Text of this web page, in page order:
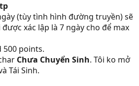
(tùy tình hình đường truyền) sẽ
xác lập là 7 ngày cho để max
500 points.
Chưa Chuyển Sinh. Tôi ko mở
Tái Sinh.